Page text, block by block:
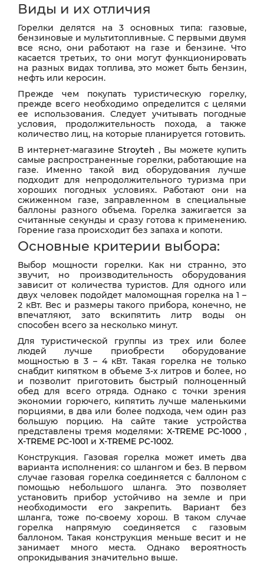
Виды и их отличия
Горелки делятся на 3 основных типа: газовые,
бензиновые и мультитопливные. С первыми двумя
все ясно, они работают на газе и бензине. Что
касается третьих, то они могут функционировать
на разных видах топлива, это может быть бензин,
нефть или керосин.
Прежде чем покупать туристическую горелку,
прежде всего необходимо определится с целями
ее использования. Следует учитывать погодные
условия, продолжительность похода, а также
количество лиц, на которые планируется готовить.
В интернет-магазине Stroyteh , Вы можете купить
самые распространенные горелки, работающие на
газе. Именно такой вид оборудования лучше
подходит для непродолжительного туризма при
хороших погодных условиях. Работают они на
сжиженном газе, заправленном в специальные
баллоны разного объема. Горелка зажигается за
считанные секунды и сразу готова к применению.
Горение газа происходит без запаха и копоти.
Основные критерии выбора:
Выбор мощности горелки. Как ни странно, это
звучит, но производительность оборудования
зависит от количества туристов. Для одного или
двух человек подойдет маломощная горелка на 1 –
2 кВт. Вес и размеры такого прибора, конечно, не
впечатляют, зато вскипятить литр воды он
способен всего за несколько минут.
Для туристической группы из трех или более
людей лучше приобрести оборудование
мощностью в 3 – 4 кВт. Такая горелка не только
снабдит кипятком в объеме 3-х литров и более, но
и позволит приготовить быстрый полноценный
обед для всего отряда. Однако с точки зрения
экономии горючего, кипятить лучше маленькими
порциями, в два или более подхода, чем один раз
большую порцию. На сайте такие устройства
представлены тремя моделями: X-TREME PC-1000,
X-TREME PC-1001 и X-TREME PC-1002.
Конструкция. Газовая горелка может иметь два
варианта исполнения: со шлангом и без. В первом
случае газовая горелка соединяется с баллоном с
помощью небольшого шланга. Это позволяет
установить прибор устойчиво на земле и при
необходимости его закрепить. Вариант без
шланга, тоже по-своему хорош. В таком случае
горелка напрямую соединяется с газовым
баллоном. Такая конструкция меньше весит и не
занимает много места. Однако вероятность
опрокидывания значительно выше.